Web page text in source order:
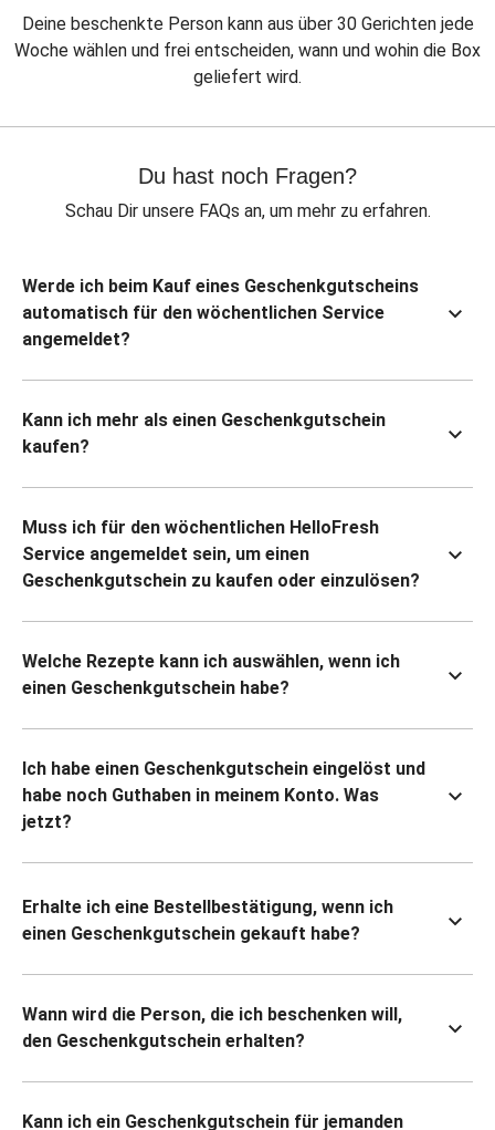
Deine beschenkte Person kann aus über 30 Gerichten jede
Woche wählen und frei entscheiden, wann und wohin die Box
geliefert wird.
Du hast noch Fragen?
Schau Dir unsere FAQs an, um mehr zu erfahren.
Werde ich beim Kauf eines Geschenkgutscheins
automatisch für den wöchentlichen Service
angemeldet?
Kann ich mehr als einen Geschenkgutschein
kaufen?
Muss ich für den wöchentlichen HelloFresh
Service angemeldet sein, um einen
Geschenkgutschein zu kaufen oder einzulösen?
Welche Rezepte kann ich auswählen, wenn ich
einen Geschenkgutschein habe?
Ich habe einen Geschenkgutschein eingelöst und
habe noch Guthaben in meinem Konto. Was
jetzt?
Erhalte ich eine Bestellbestätigung, wenn ich
einen Geschenkgutschein gekauft habe?
Wann wird die Person, die ich beschenken will,
den Geschenkgutschein erhalten?
Kann ich ein Geschenkgutschein für jemanden